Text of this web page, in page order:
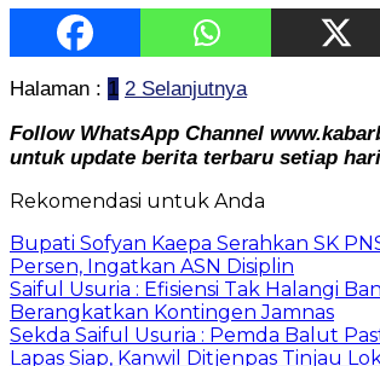
Halaman : 1 2 Selanjutnya
Follow WhatsApp Channel
untuk update berita terbaru setiap hari
Rekomendasi untuk Anda
Bupati Sofyan Kaepa Serahkan SK
Persen, Ingatkan ASN Disiplin
Saiful Usuria : Efisiensi Tak Halangi
Berangkatkan Kontingen Jamnas
Sekda Saiful Usuria : Pemda Balut
Lapas Siap, Kanwil Ditjenpas Tinjau